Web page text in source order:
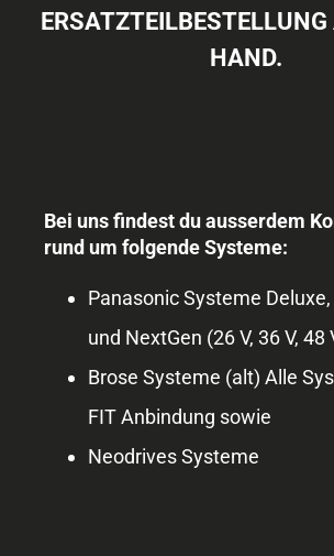
ERSATZTEILBESTELLUNG
HAND.
Bei uns findest du ausserdem
rund um folgende Systeme:
Panasonic Systeme Deluxe,
und NextGen (26 V, 36 V, 48
Brose Systeme (alt) Alle
FIT Anbindung sowie
Neodrives Systeme